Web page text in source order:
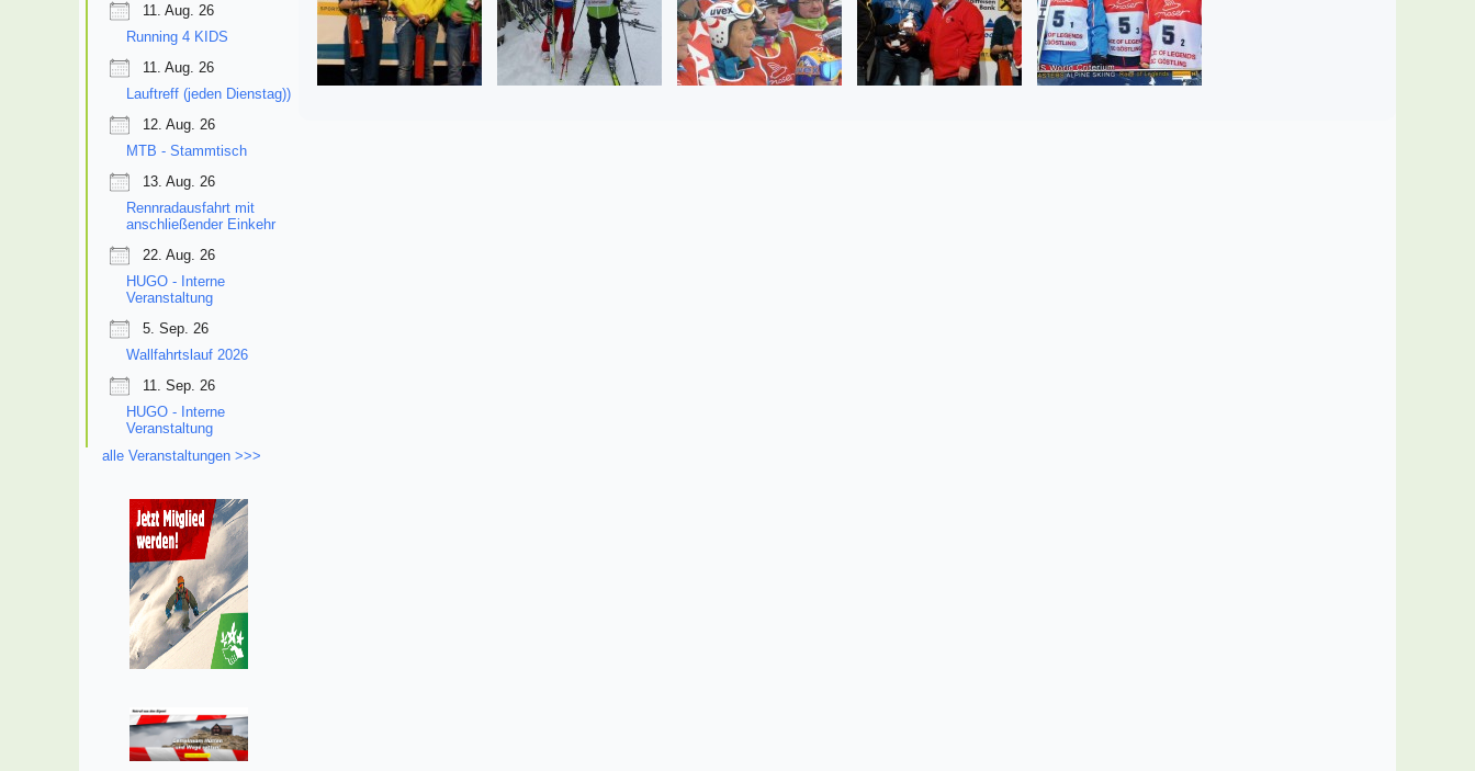
11. Aug. 26
Running 4 KIDS
11. Aug. 26
Lauftreff (jeden Dienstag))
12. Aug. 26
MTB - Stammtisch
13. Aug. 26
Rennradausfahrt mit
anschließender Einkehr
22. Aug. 26
HUGO - Interne
Veranstaltung
5. Sep. 26
Wallfahrtslauf 2026
11. Sep. 26
HUGO - Interne
Veranstaltung
alle Veranstaltungen >>>